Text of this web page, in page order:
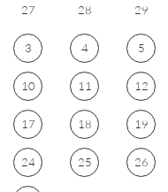
27 28 29
3 4 5
10 11 12
17 18 19
24 25 26